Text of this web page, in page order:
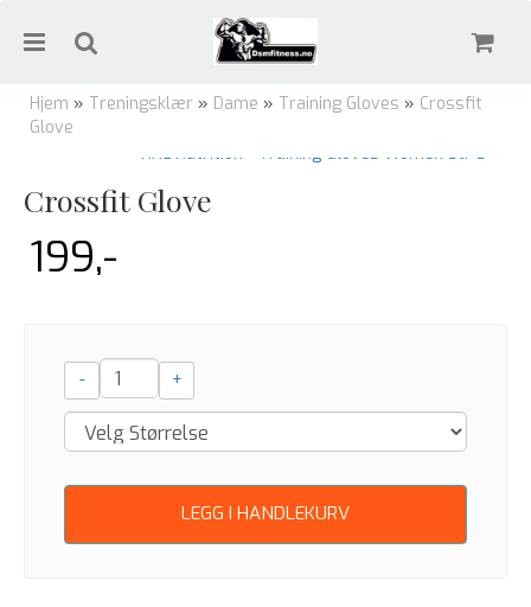
Hjem » Treningsklær » Dame » Training Gloves » Crossfit
Glove
XXL Nutrition - Training Gloves Women str s →
Crossfit Glove
199,-
- +
LEGG I HANDLEKURV